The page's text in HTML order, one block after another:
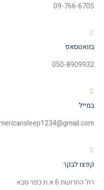
09-766-6705
בוואטסאפ
050-8909932
במייל
americansleep1234@gmail.com
קפצו לבקר
רח' החרושת 6 א.ת כפר סבא